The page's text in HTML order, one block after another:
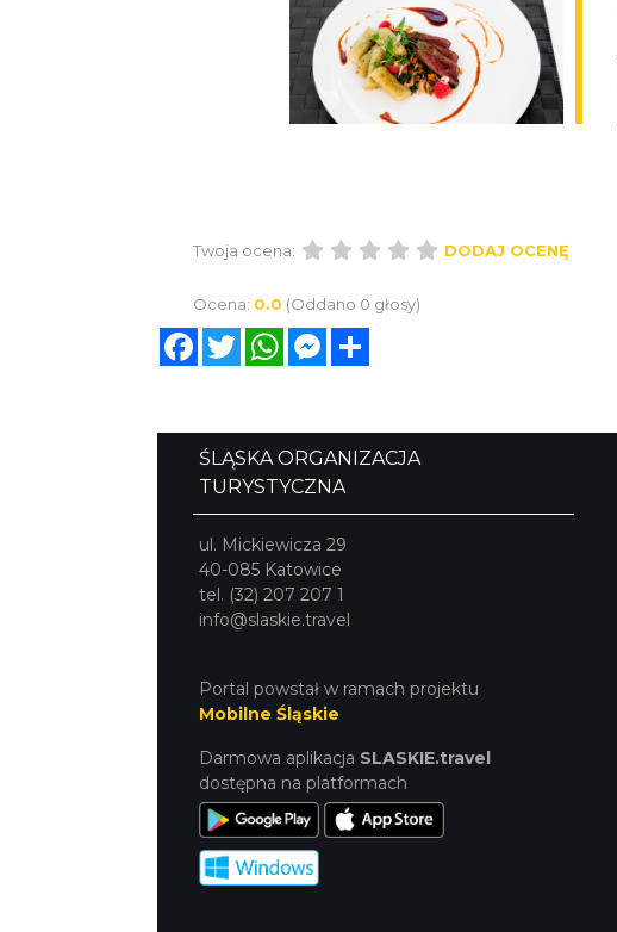
Twoja ocena: DODAJ OCENĘ
Ocena: 0.0 (Oddano 0 głosy)
FacebookTwitterWhatsAppMessenger
ŚLĄSKA ORGANIZACJA
TURYSTYCZNA
ul. Mickiewicza 29
40-085 Katowice
tel. (32) 207 207 1
info@slaskie.travel
Portal powstał w ramach projektu
Mobilne Śląskie
Darmowa aplikacja SLASKIE.travel
dostępna na platformach